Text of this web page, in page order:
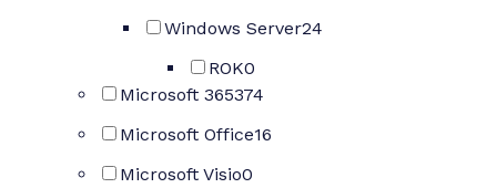
Windows Server24
ROK0
Microsoft 365374
Microsoft Office16
Microsoft Visio0